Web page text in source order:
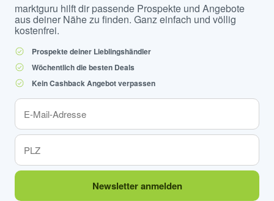
marktguru hilft dir passende Prospekte und Angebote
aus deiner Nähe zu finden. Ganz einfach und völlig
kostenfrei.
Prospekte deiner Lieblingshändler
Wöchentlich die besten Deals
Kein Cashback Angebot verpassen
Newsletter anmelden